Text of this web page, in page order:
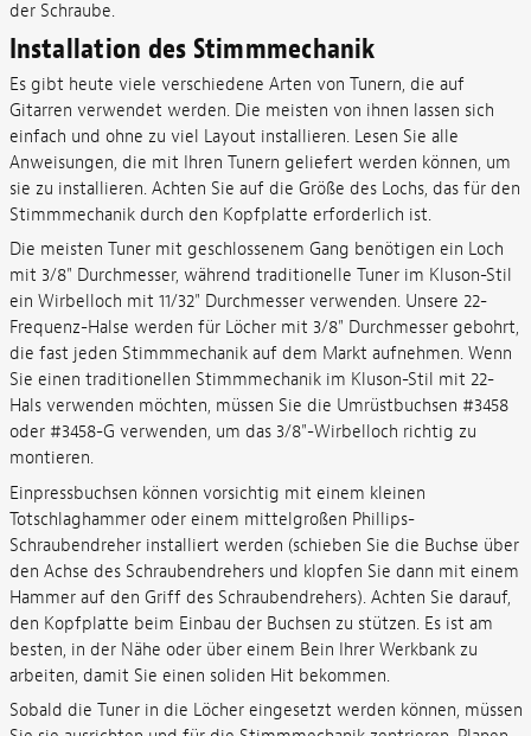
der Schraube.
Installation des Stimmmechanik
Es gibt heute viele verschiedene Arten von Tunern, die auf
Gitarren verwendet werden. Die meisten von ihnen lassen sich
einfach und ohne zu viel Layout installieren. Lesen Sie alle
Anweisungen, die mit Ihren Tunern geliefert werden können, um
sie zu installieren. Achten Sie auf die Größe des Lochs, das für den
Stimmmechanik durch den Kopfplatte erforderlich ist.
Die meisten Tuner mit geschlossenem Gang benötigen ein Loch
mit 3/8" Durchmesser, während traditionelle Tuner im Kluson-Stil
ein Wirbelloch mit 11/32" Durchmesser verwenden. Unsere 22-
Frequenz-Halse werden für Löcher mit 3/8" Durchmesser gebohrt,
die fast jeden Stimmmechanik auf dem Markt aufnehmen. Wenn
Sie einen traditionellen Stimmmechanik im Kluson-Stil mit 22-
Hals verwenden möchten, müssen Sie die Umrüstbuchsen #3458
oder #3458-G verwenden, um das 3/8"-Wirbelloch richtig zu
montieren.
Einpressbuchsen können vorsichtig mit einem kleinen
Totschlaghammer oder einem mittelgroßen Phillips-
Schraubendreher installiert werden (schieben Sie die Buchse über
den Achse des Schraubendrehers und klopfen Sie dann mit einem
Hammer auf den Griff des Schraubendrehers). Achten Sie darauf,
den Kopfplatte beim Einbau der Buchsen zu stützen. Es ist am
besten, in der Nähe oder über einem Bein Ihrer Werkbank zu
arbeiten, damit Sie einen soliden Hit bekommen.
Sobald die Tuner in die Löcher eingesetzt werden können, müssen